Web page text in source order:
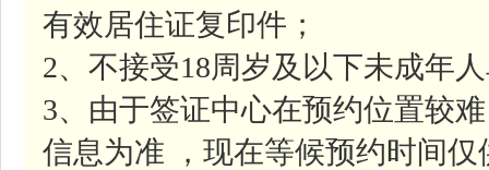
有效居住证复印件；
2、不接受18周岁及以下未成年
3、由于签证中心在预约位置较
信息为准 ，现在等候预约时间